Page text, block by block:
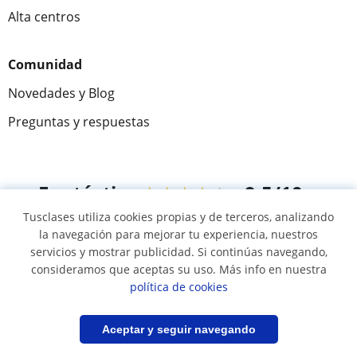
Guardar búsqueda
Alta centros
Comunidad
Novedades y Blog
Preguntas y respuestas
Fantástica★★★★★ 9,5/10
305915 opiniones de alumnos
© 2007 - 2026 Tusclases.pe
Mapa web:Profesores particulares
Tusclases utiliza cookies propias y de terceros, analizando
la navegación para mejorar tu experiencia, nuestros
servicios y mostrar publicidad. Si continúas navegando,
consideramos que aceptas su uso. Más info en nuestra
política de cookies
Aceptar y seguir navegando